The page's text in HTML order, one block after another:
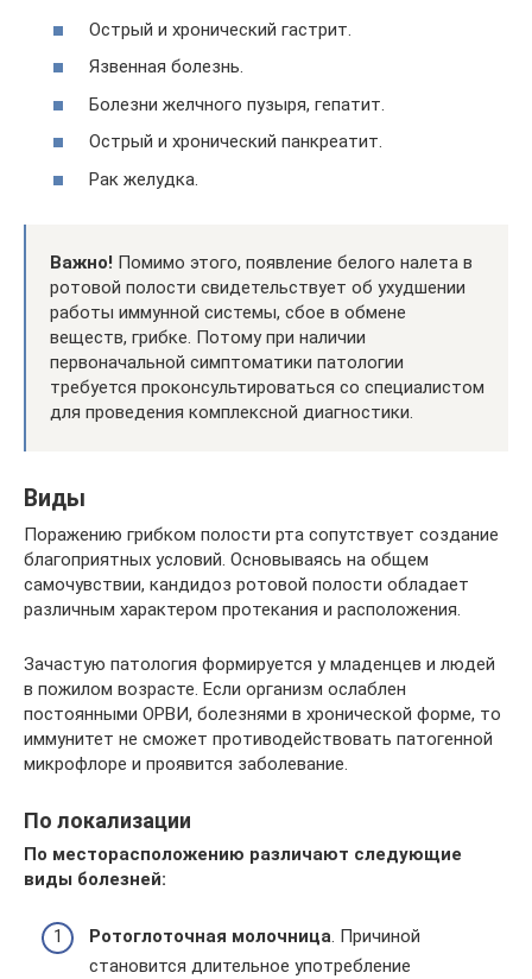
Острый и хронический гастрит.
Язвенная болезнь.
Болезни желчного пузыря, гепатит.
Острый и хронический панкреатит.
Рак желудка.
Важно! Помимо этого, появление белого налета в
ротовой полости свидетельствует об ухудшении
работы иммунной системы, сбое в обмене
веществ, грибке. Потому при наличии
первоначальной симптоматики патологии
требуется проконсультироваться со специалистом
для проведения комплексной диагностики.
Виды
Поражению грибком полости рта сопутствует создание
благоприятных условий. Основываясь на общем
самочувствии, кандидоз ротовой полости обладает
различным характером протекания и расположения.
Зачастую патология формируется у младенцев и людей
в пожилом возрасте. Если организм ослаблен
постоянными ОРВИ, болезнями в хронической форме, то
иммунитет не сможет противодействовать патогенной
микрофлоре и проявится заболевание.
По локализации
По месторасположению различают следующие
виды болезней:
Ротоглоточная молочница. Причиной
становится длительное употребление